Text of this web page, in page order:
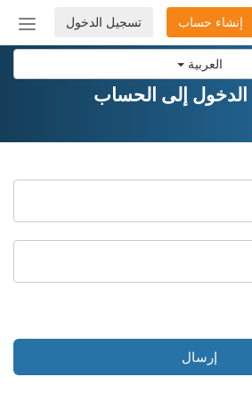
العربية
أو
تسجيل الدخول إنشاء حساب
إلى الحساب
إرسال